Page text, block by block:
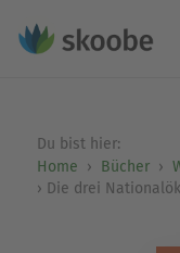
Du bist hier:
Home
Bücher
Die drei